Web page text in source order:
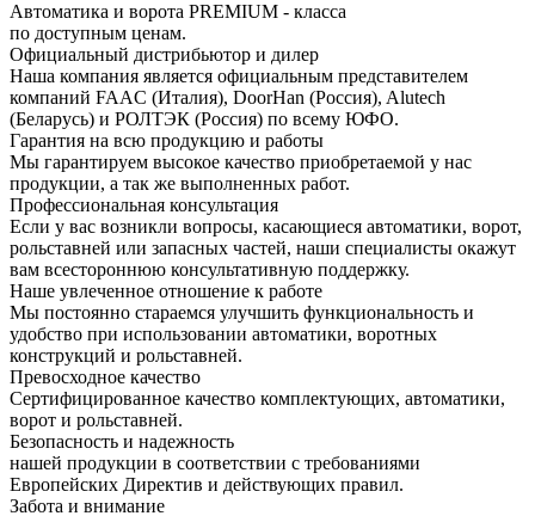
Автоматика и ворота PREMIUM - класса
по доступным ценам.
Официальный дистрибьютор и дилер
Наша компания является официальным представителем
компаний FAAC (Италия), DoorHan (Россия), Alutech
(Беларусь) и РОЛТЭК (Россия) по всему ЮФО.
Гарантия на всю продукцию и работы
Мы гарантируем высокое качество приобретаемой у нас
продукции, а так же выполненных работ.
Профессиональная консультация
Если у вас возникли вопросы, касающиеся автоматики, ворот,
рольставней или запасных частей, наши специалисты окажут
вам всестороннюю консультативную поддержку.
Наше увлеченное отношение к работе
Мы постоянно стараемся улучшить функциональность и
удобство при использовании автоматики, воротных
конструкций и рольставней.
Превосходное качество
Сертифицированное качество комплектующих, автоматики,
ворот и рольставней.
Безопасность и надежность
нашей продукции в соответствии с требованиями
Европейских Директив и действующих правил.
Забота и внимание